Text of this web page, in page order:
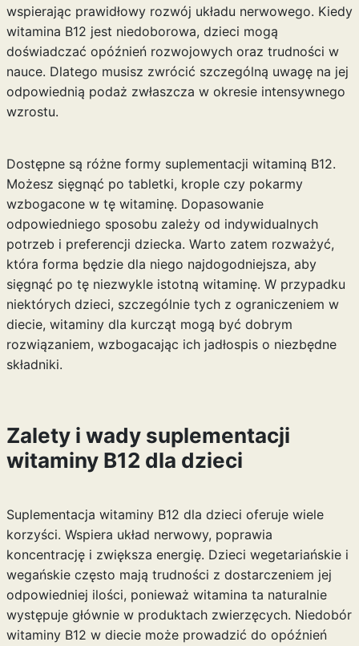
wspierając prawidłowy rozwój układu nerwowego. Kiedy
witamina B12 jest niedoborowa, dzieci mogą
doświadczać opóźnień rozwojowych oraz trudności w
nauce. Dlatego musisz zwrócić szczególną uwagę na jej
odpowiednią podaż zwłaszcza w okresie intensywnego
wzrostu.
Dostępne są różne formy suplementacji witaminą B12.
Możesz sięgnąć po tabletki, krople czy pokarmy
wzbogacone w tę witaminę. Dopasowanie
odpowiedniego sposobu zależy od indywidualnych
potrzeb i preferencji dziecka. Warto zatem rozważyć,
która forma będzie dla niego najdogodniejsza, aby
sięgnąć po tę niezwykle istotną witaminę. W przypadku
niektórych dzieci, szczególnie tych z ograniczeniem w
diecie, witaminy dla kurcząt mogą być dobrym
rozwiązaniem, wzbogacając ich jadłospis o niezbędne
składniki.
Zalety i wady suplementacji
witaminy B12 dla dzieci
Suplementacja witaminy B12 dla dzieci oferuje wiele
korzyści. Wspiera układ nerwowy, poprawia
koncentrację i zwiększa energię. Dzieci wegetariańskie i
wegańskie często mają trudności z dostarczeniem jej
odpowiedniej ilości, ponieważ witamina ta naturalnie
występuje głównie w produktach zwierzęcych. Niedobór
witaminy B12 w diecie może prowadzić do opóźnień